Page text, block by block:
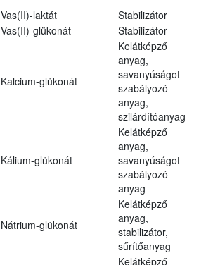
Vas(II)-laktát
Stabilizátor
Vas(II)-glükonát Stabilizátor
Kalcium-glükonát
Kelátképző
anyag,
savanyúságot
szabályozó
anyag,
szilárdítóanyag
Kálium-glükonát
Kelátképző
anyag,
savanyúságot
szabályozó
anyag
Nátrium-glükonát
Kelátképző
anyag,
stabilizátor,
sűrítőanyag
Kelátképző